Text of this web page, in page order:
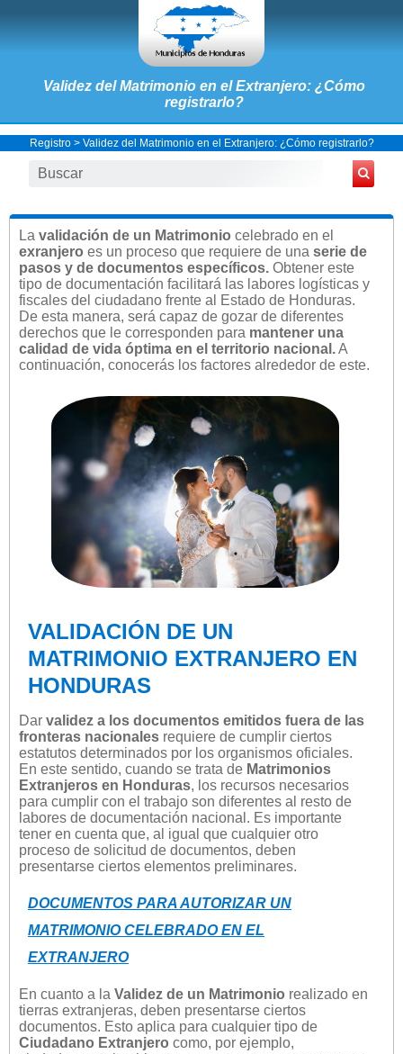
Validez del Matrimonio en el Extranjero: ¿Cómo
registrarlo?
Registro> Validez del Matrimonio en el Extranjero: ¿Cómo registrarlo?
La validación de un Matrimonio celebrado en el
exranjero es un proceso que requiere de una serie de
pasos y de documentos específicos. Obtener este
tipo de documentación facilitará las labores logísticas y
fiscales del ciudadano frente al Estado de Honduras.
De esta manera, será capaz de gozar de diferentes
derechos que le corresponden para mantener una
calidad de vida óptima en el territorio nacional.A
continuación, conocerás los factores alrededor de este.
VALIDACIÓN DE UN
MATRIMONIO EXTRANJERO EN
HONDURAS
Dar validez a los documentos emitidos fuera de las
fronteras nacionales requiere de cumplir ciertos
estatutos determinados por los organismos oficiales.
En este sentido, cuando se trata de Matrimonios
Extranjeros en Honduras, los recursos necesarios
para cumplir con el trabajo son diferentes al resto de
labores de documentación nacional. Es importante
tener en cuenta que, al igual que cualquier otro
proceso de solicitud de documentos, deben
presentarse ciertos elementos preliminares.
DOCUMENTOS PARA AUTORIZAR UN
MATRIMONIO CELEBRADO EN EL
EXTRANJERO
En cuanto a la Validez de un Matrimonio realizado en
tierras extranjeras, deben presentarse ciertos
documentos. Esto aplica para cualquier tipo de
Ciudadano Extranjero como, por ejemplo,